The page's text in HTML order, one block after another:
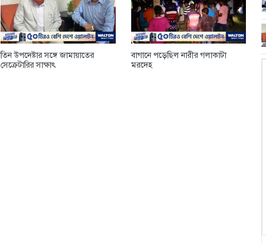
তিন উপদেষ্টার সঙ্গে জামায়াতের
সেক্রেটারির সাক্ষাৎ
বাগানে পড়েছিল নারীর গলাকাটা
মরদেহ